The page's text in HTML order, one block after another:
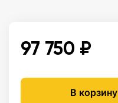
97 750 ₽
В корзину